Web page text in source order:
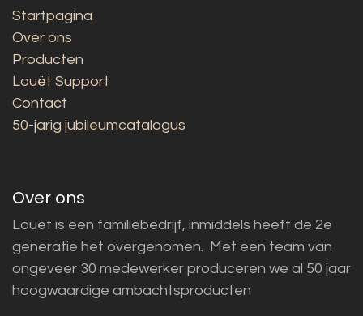
Startpagina
Over ons
Producten
Louët Support
Contact
50-jarig jubileumcatalogus
Over ons
Louët is een familiebedrijf, inmiddels heeft de 2e
generatie het overgenomen. Met een team van
ongeveer 30 medewerker produceren we al 50 jaar
hoogwaardige ambachtsproducten